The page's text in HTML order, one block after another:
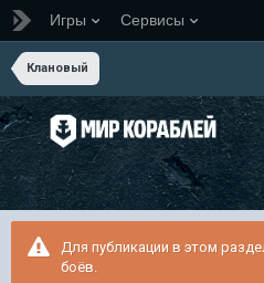
Игры Сервисы
Клановый
Для публикации в этом
боёв.